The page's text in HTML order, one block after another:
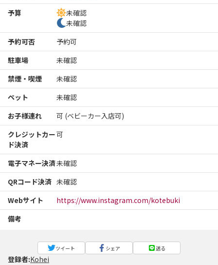
予算
未確認
未確認
予約可否
予約可
駐車場
未確認
禁煙・喫煙
未確認
ペット
未確認
お子様連れ
可 (ベビーカー入店可)
クレジットカー
ド決済
可
電子マネー決済未確認
QRコード決済 未確認
Webサイト
https://www.instagram.com/kotebuki
備考
ツイート シェア 送る
登録者:Kohei